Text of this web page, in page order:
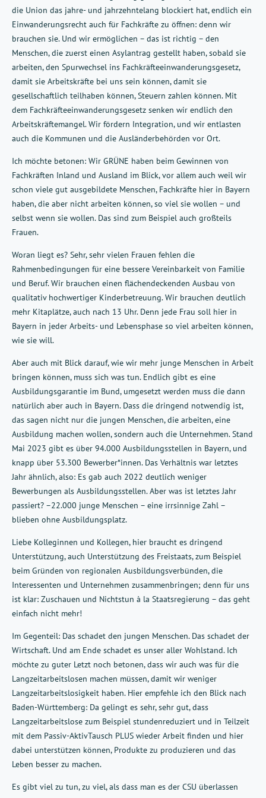
die Union das jahre- und jahrzehntelang blockiert hat, endlich ein
Einwanderungsrecht auch für Fachkräfte zu öffnen: denn wir
brauchen sie. Und wir ermöglichen – das ist richtig – den
Menschen, die zuerst einen Asylantrag gestellt haben, sobald sie
arbeiten, den Spurwechsel ins Fachkräfteeinwanderungsgesetz,
damit sie Arbeitskräfte bei uns sein können, damit sie
gesellschaftlich teilhaben können, Steuern zahlen können. Mit
dem Fachkräfteeinwanderungsgesetz senken wir endlich den
Arbeitskräftemangel. Wir fördern Integration, und wir entlasten
auch die Kommunen und die Ausländerbehörden vor Ort.
Ich möchte betonen: Wir GRÜNE haben beim Gewinnen von
Fachkräften Inland und Ausland im Blick, vor allem auch weil wir
schon viele gut ausgebildete Menschen, Fachkräfte hier in Bayern
haben, die aber nicht arbeiten können, so viel sie wollen – und
selbst wenn sie wollen. Das sind zum Beispiel auch großteils
Frauen.
Woran liegt es? Sehr, sehr vielen Frauen fehlen die
Rahmenbedingungen für eine bessere Vereinbarkeit von Familie
und Beruf. Wir brauchen einen flächendeckenden Ausbau von
qualitativ hochwertiger Kinderbetreuung. Wir brauchen deutlich
mehr Kitaplätze, auch nach 13 Uhr. Denn jede Frau soll hier in
Bayern in jeder Arbeits- und Lebensphase so viel arbeiten können,
wie sie will.
Aber auch mit Blick darauf, wie wir mehr junge Menschen in Arbeit
bringen können, muss sich was tun. Endlich gibt es eine
Ausbildungsgarantie im Bund, umgesetzt werden muss die dann
natürlich aber auch in Bayern. Dass die dringend notwendig ist,
das sagen nicht nur die jungen Menschen, die arbeiten, eine
Ausbildung machen wollen, sondern auch die Unternehmen. Stand
Mai 2023 gibt es über 94.000 Ausbildungsstellen in Bayern, und
knapp über 53.300 Bewerber*innen. Das Verhältnis war letztes
Jahr ähnlich, also: Es gab auch 2022 deutlich weniger
Bewerbungen als Ausbildungsstellen. Aber was ist letztes Jahr
passiert? –22.000 junge Menschen – eine irrsinnige Zahl –
blieben ohne Ausbildungsplatz.
Liebe Kolleginnen und Kollegen, hier braucht es dringend
Unterstützung, auch Unterstützung des Freistaats, zum Beispiel
beim Gründen von regionalen Ausbildungsverbünden, die
Interessenten und Unternehmen zusammenbringen; denn für uns
ist klar: Zuschauen und Nichtstun à la Staatsregierung – das geht
einfach nicht mehr!
Im Gegenteil: Das schadet den jungen Menschen. Das schadet der
Wirtschaft. Und am Ende schadet es unser aller Wohlstand. Ich
möchte zu guter Letzt noch betonen, dass wir auch was für die
Langzeitarbeitslosen machen müssen, damit wir weniger
Langzeitarbeitslosigkeit haben. Hier empfehle ich den Blick nach
Baden-Württemberg: Da gelingt es sehr, sehr gut, dass
Langzeitarbeitslose zum Beispiel stundenreduziert und in Teilzeit
mit dem Passiv-AktivTausch PLUS wieder Arbeit finden und hier
dabei unterstützen können, Produkte zu produzieren und das
Leben besser zu machen.
Es gibt viel zu tun, zu viel, als dass man es der CSU überlassen